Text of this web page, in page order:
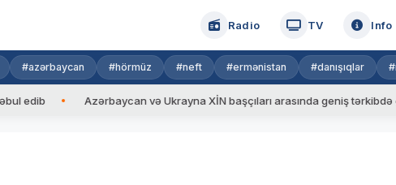
Radio TV Info
#azərbaycan #hörmüz #neft #ermənistan #danışıqlar
Azərbaycan və Ukrayna XİN başçıları arasında geniş tərkibdə görüş